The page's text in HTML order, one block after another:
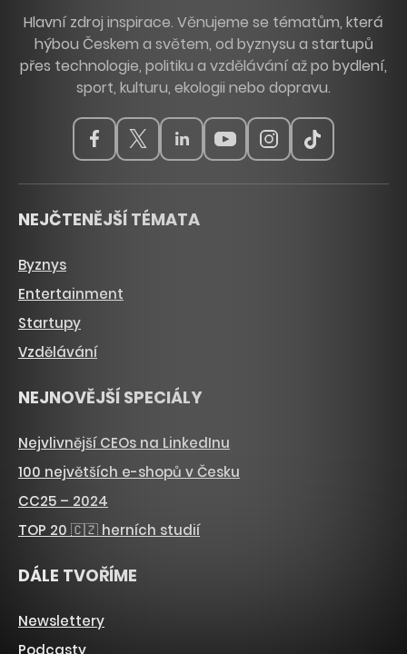
Hlavní zdroj inspirace. Věnujeme se tématům, která
hýbou Českem a světem, od byznysu a startupů
přes technologie, politiku a vzdělávání až po bydlení,
sport, kulturu, ekologii nebo dopravu.
NEJČTENĚJŠÍ TÉMATA
Byznys
Entertainment
Startupy
Vzdělávání
NEJNOVĚJŠÍ SPECIÁLY
Nejvlivnější CEOs na LinkedInu
100 největších e-shopů v Česku
CC25 – 2024
TOP 20 🇨🇿 herních studií
DÁLE TVOŘÍME
Newslettery
Podcasty